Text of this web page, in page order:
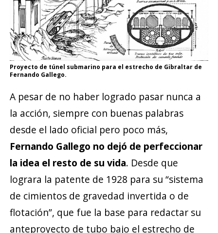
Proyecto de túnel submarino para el estrecho de Gibraltar de
Fernando Gallego.
A pesar de no haber logrado pasar nunca a
la acción, siempre con buenas palabras
desde el lado oficial pero poco más,
Fernando Gallego no dejó de perfeccionar
la idea el resto de su vida. Desde que
lograra la patente de 1928 para su “sistema
de cimientos de gravedad invertida o de
flotación”, que fue la base para redactar su
anteproyecto de tubo bajo el estrecho de